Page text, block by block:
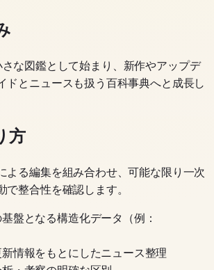
な図鑑として始まり、新作やアップデ
ドとニュースも扱う百科事典へと成長し
方
よる編集を組み合わせ、可能な限り一次
整合性を確認します。
盤となる構造化データ（例：
情報をもとにしたニュース整理